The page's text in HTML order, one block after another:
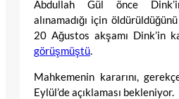
Abdullah Gül önce
alınamadığı için öldürüldüğünü
20 Ağustos akşamı Dink’in
görüşmüştü.
Mahkemenin kararını,
Eylül’de açıklaması bekleniyor.